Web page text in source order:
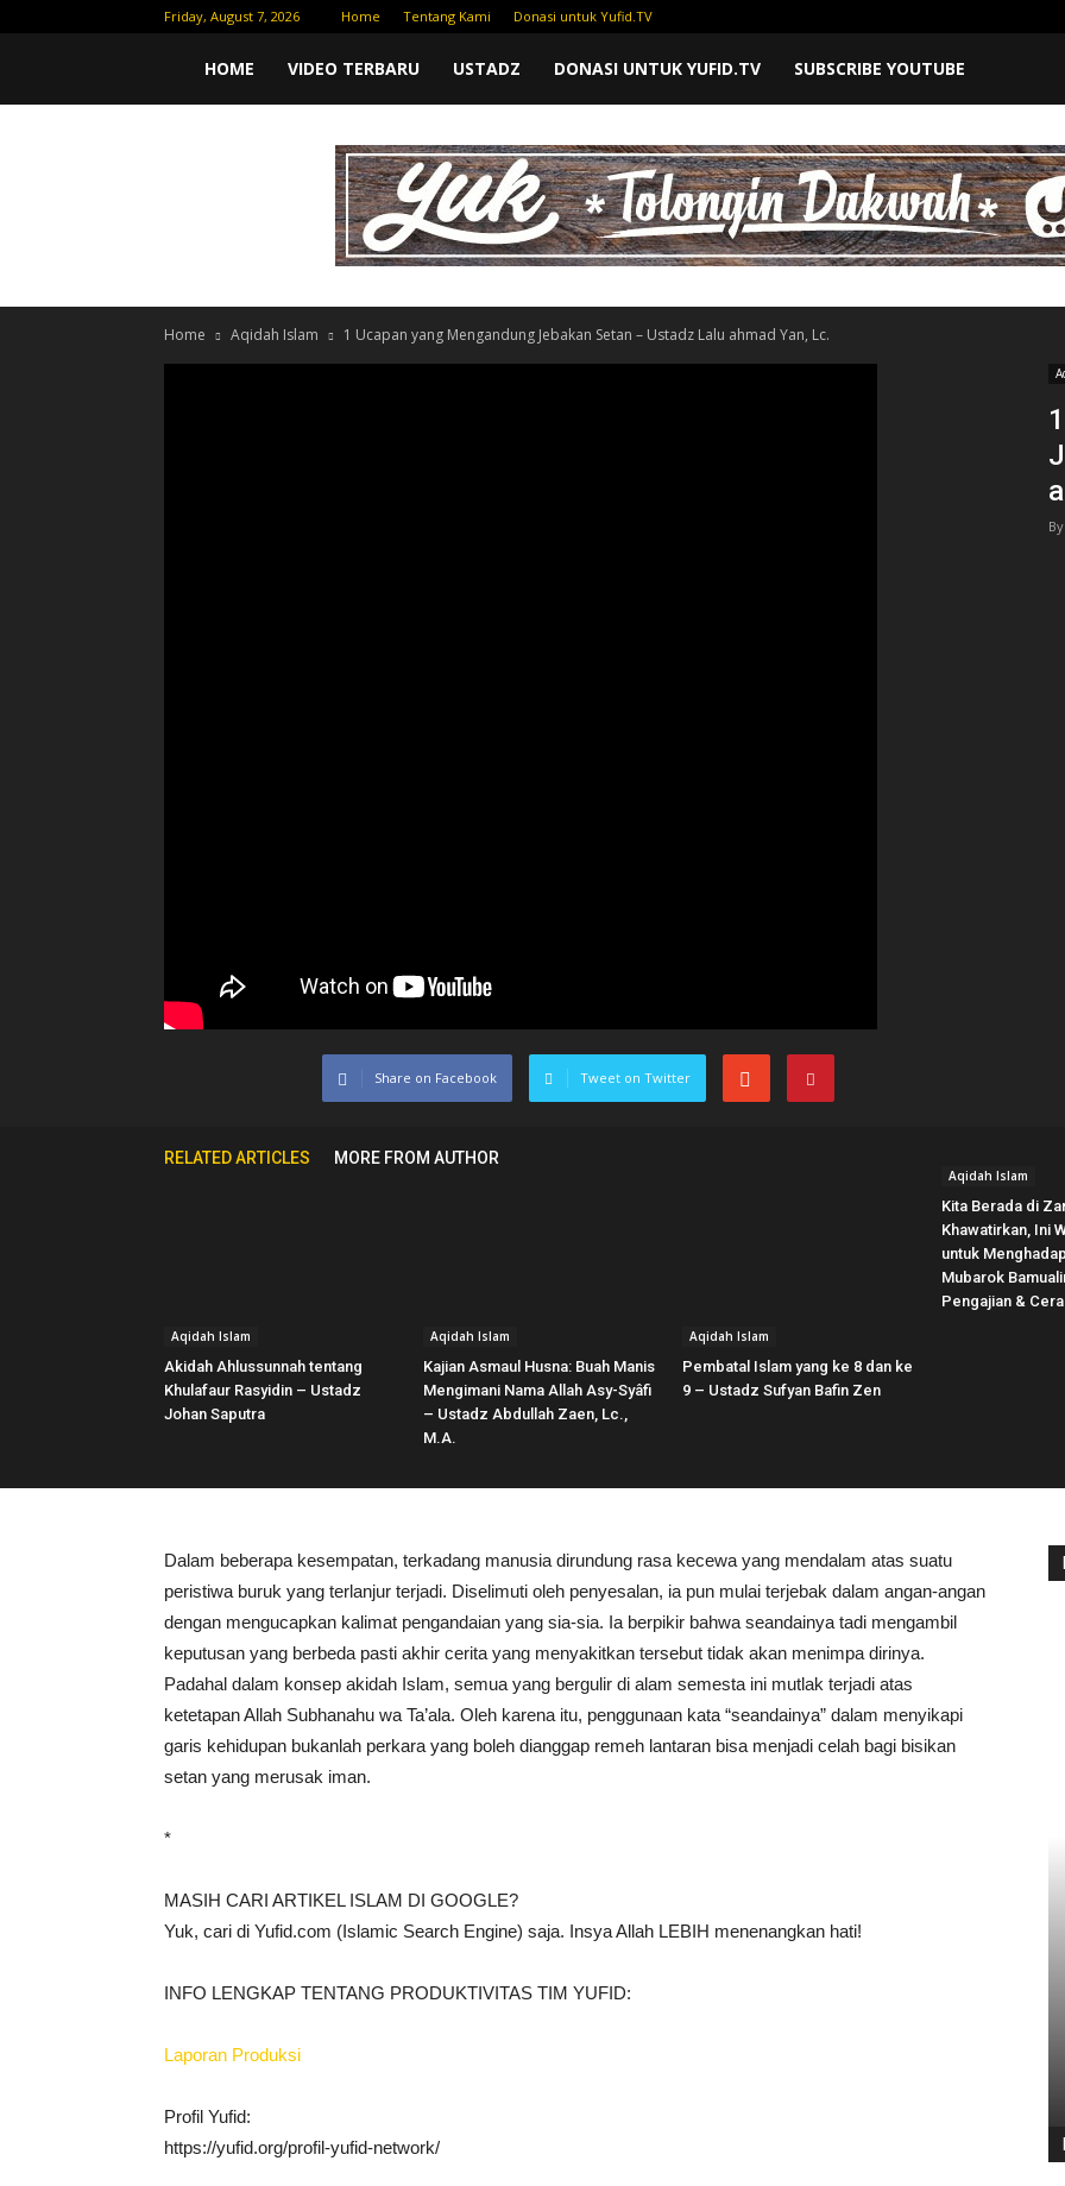
Friday, August 7, 2026 Home Tentang Kami Donasi untuk Yufid.TV
Yufid
HOME VIDEO TERBARU USTADZ DONASI UNTUK YUFID.TV SUBSCRIBE YOUTUBE
Home Aqidah Islam 1 Ucapan yang Mengandung Jebakan Setan – Ustadz Lalu ahmad Yan, Lc.
By
Share on Facebook Tweet on Twitter
RELATED ARTICLES MORE FROM AUTHOR
Aqidah Islam
Akidah Ahlussunnah tentang
Khulafaur Rasyidin – Ustadz
Johan Saputra
Aqidah Islam
Kajian Asmaul Husna: Buah Manis
Mengimani Nama Allah Asy-Syâfi
– Ustadz Abdullah Zaen, Lc.,
M.A.
Aqidah Islam
Pembatal Islam yang ke 8 dan ke
9 – Ustadz Sufyan Bafin Zen
Aqidah Islam
Kita Berada di
Khawatirkan, Ini
untuk
Mubarok
Pengajian &
Dalam beberapa kesempatan, terkadang manusia dirundung rasa kecewa yang mendalam atas suatu
peristiwa buruk yang terlanjur terjadi. Diselimuti oleh penyesalan, ia pun mulai terjebak dalam angan-angan
dengan mengucapkan kalimat pengandaian yang sia-sia. Ia berpikir bahwa seandainya tadi mengambil
keputusan yang berbeda pasti akhir cerita yang menyakitkan tersebut tidak akan menimpa dirinya.
Padahal dalam konsep akidah Islam, semua yang bergulir di alam semesta ini mutlak terjadi atas
ketetapan Allah Subhanahu wa Ta’ala. Oleh karena itu, penggunaan kata “seandainya” dalam menyikapi
garis kehidupan bukanlah perkara yang boleh dianggap remeh lantaran bisa menjadi celah bagi bisikan
setan yang merusak iman.
*
MASIH CARI ARTIKEL ISLAM DI GOOGLE?
Yuk, cari di Yufid.com (Islamic Search Engine) saja. Insya Allah LEBIH menenangkan hati!
INFO LENGKAP TENTANG PRODUKTIVITAS TIM YUFID:
Laporan Produksi
Profil Yufid:
https://yufid.org/profil-yufid-network/